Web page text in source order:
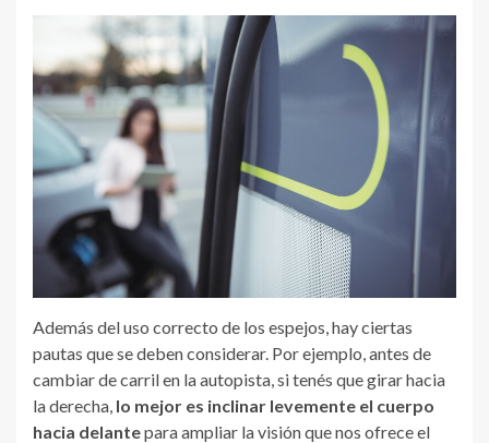
Además del uso correcto de los espejos, hay ciertas
pautas que se deben considerar. Por ejemplo, antes de
cambiar de carril en la autopista, si tenés que girar hacia
la derecha, lo mejor es inclinar levemente el cuerpo
hacia delantepara ampliar la visión que nos ofrece el